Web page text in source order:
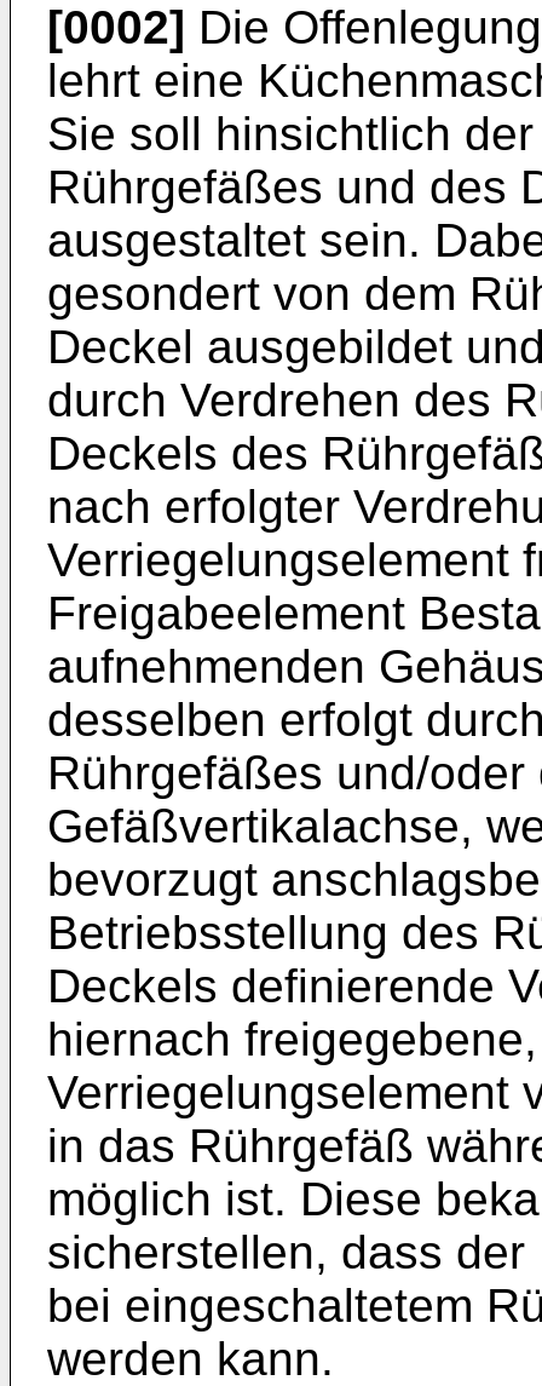
[0002] Die
lehrt eine
Sie soll hinsichtlich
Rührgefäßes und des
ausgestaltet sein.
gesondert von dem
Deckel ausgebildet
durch Verdrehen des
Deckels des
nach erfolgter
Verriegelungselement
Freigabeelement
aufnehmenden
desselben erfolgt
Rührgefäßes und/
Gefäßvertikalachse,
bevorzugt
Betriebsstellung des
Deckels definierende
hiernach
Verriegelungselement
in das Rührgefäß
möglich ist. Diese
sicherstellen, dass
bei eingeschaltetem
werden kann.